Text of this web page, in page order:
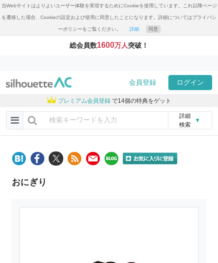
当Webサイトはよりよいユーザー体験を実現するためにCookieを使用しています。これ以降ページ
を遷移した場合、Cookieの設定および使用に同意したことになります。詳細についてはプライバシ
ーポリシーをご覧ください。 詳細 同意
総会員数1600万人突破！
会員登録 ログイン
プレミアム会員登録 で14個の特典をゲット
詳細
検索
▼
おにぎり